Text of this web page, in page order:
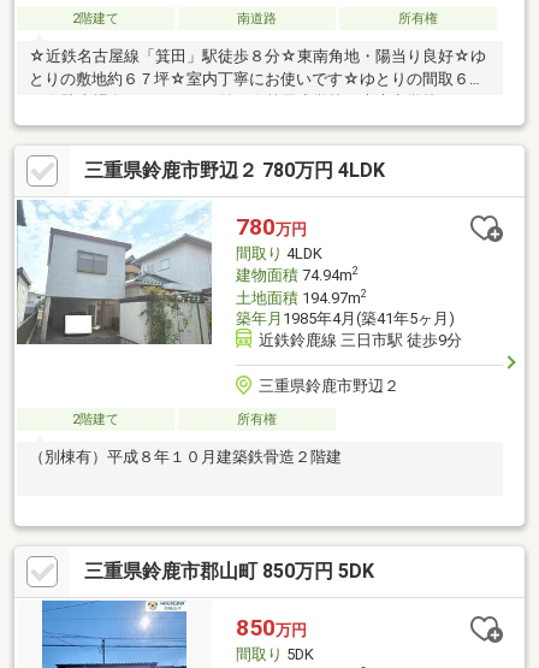
2階建て 南道路 所有権
☆近鉄名古屋線「箕田」駅徒歩８分☆東南角地・陽当り良好☆ゆ
とりの敷地約６７坪☆室内丁寧にお使いです☆ゆとりの間取６Ｄ
三重県鈴鹿市野辺２ 780万円 4LDK
780万円
間取り 4LDK
建物面積74.94m2
土地面積194.97m2
築年月 1985年4月(築41年5ヶ月)
近鉄鈴鹿線 三日市駅 徒歩9分
三重県鈴鹿市野辺２
2階建て 所有権
（別棟有）平成８年１０月建築鉄骨造２階建
三重県鈴鹿市郡山町 850万円 5DK
850万円
間取り 5DK